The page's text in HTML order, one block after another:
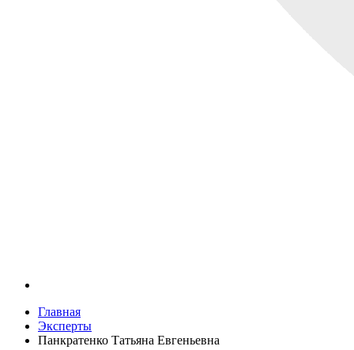
Главная
Эксперты
Панкратенко Татьяна Евгеньевна